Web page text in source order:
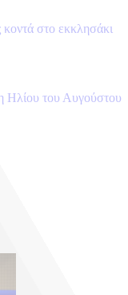
στο εκκλησάκι
Ηλίου του Αυγούστου